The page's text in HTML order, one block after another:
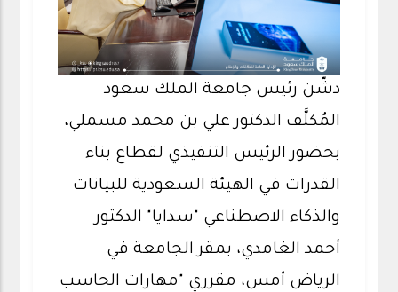
دشّن رئيس جامعة الملك سعود
المُكلَّف الدكتور علي بن محمد مسملي،
بحضور الرئيس التنفيذي لقطاع بناء
القدرات في الهيئة السعودية للبيانات
والذكاء الاصطناعي "سدايا" الدكتور
أحمد الغامدي، بمقر الجامعة في
الرياض أمس، مقرري "مهارات الحاسب